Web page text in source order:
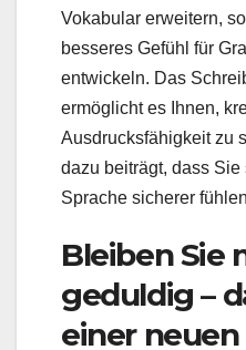
Vokabular erweitern,
besseres Gefühl für
entwickeln. Das
ermöglicht es Ihnen,
Ausdrucksfähigkeit zu
dazu beiträgt, dass
Sprache sicherer
Bleiben Sie
geduldig –
einer neuen